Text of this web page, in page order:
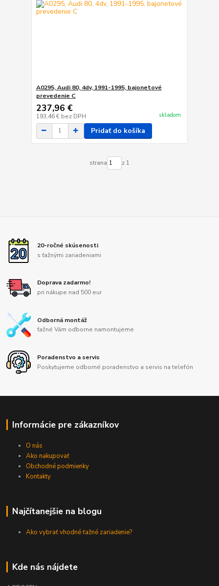
A0295, Audi 80, 4dv, 1991-1995, bajonetové
prevedenie C
237,96 €
193,46 € bez DPH skladom
Pridať do košíka
strana z 1
20-ročné skúsenosti
s ťažnými zariadeniami
Doprava zadarmo!
pri nákupe nad 500 eur
Odborná montáž
ťažné Vám odborne namontujeme
Poradenstvo a servis
Poskytujeme odborné poradenstvo a servis na telefón
Informácie pre zákazníkov
O nás
Ako nakupovať
Obchodné podmienky
Kontakty
Najčítanejšie na blogu
Ako vybrať vhodné ťažné zariadenie?
Kde nás nájdete